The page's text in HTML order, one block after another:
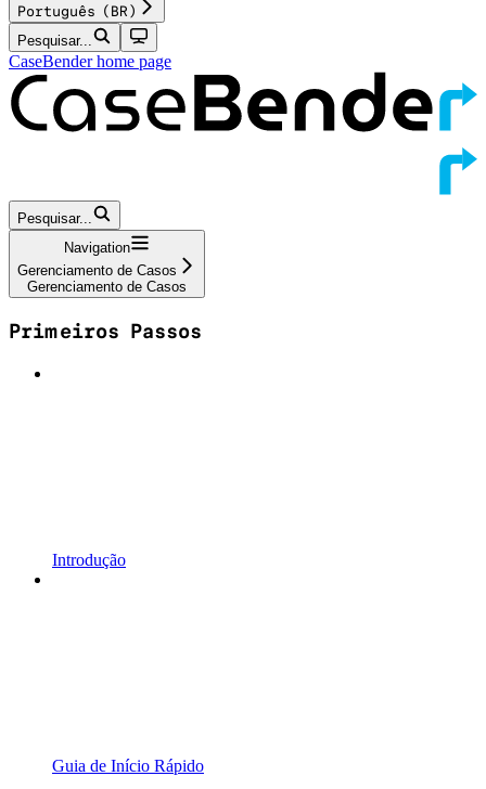
Português (BR)
Pesquisar...
CaseBenderhome page
Pesquisar...
Navigation
Gerenciamento de Casos
Gerenciamento de Casos
Primeiros Passos
Introdução
Guia de Início Rápido